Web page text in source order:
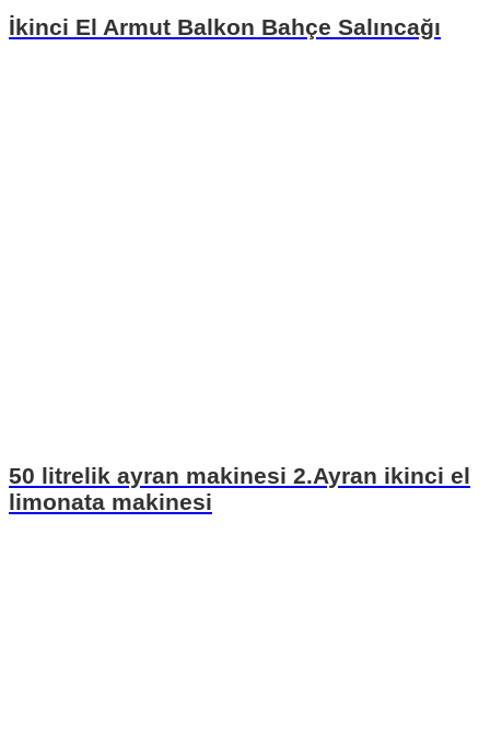
İkinci El Armut Balkon Bahçe Salıncağı
50 litrelik ayran makinesi 2.Ayran ikinci el
limonata makinesi